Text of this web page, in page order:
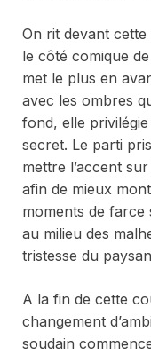
On rit devant cette
le côté comique
met le plus en
avec les ombres
fond, elle
secret. Le parti
mettre l’accent
afin de mieux
moments de farce
au milieu des
tristesse du
A la fin de cette
changement
soudain